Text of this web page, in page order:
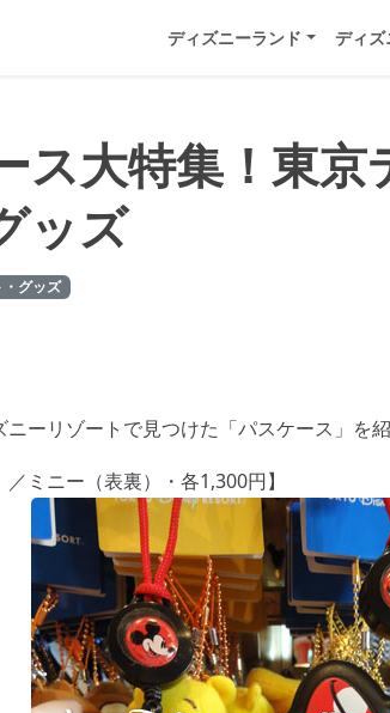
ディズニーランド ディズ
ス大特集！東
ッズ
グッズ
ーリゾートで見つけた「パスケース」を
／ミニー（表裏）・各1,300円】